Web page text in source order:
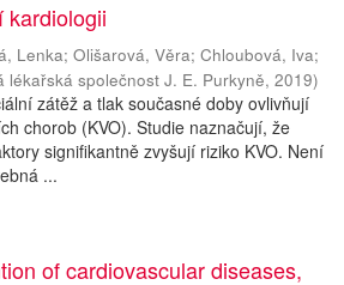
kardiologii
Lenka; Olišarová, Věra; Chloubová, Iva;
lékařská společnost J. E. Purkyně, 2019)
zátěž a tlak současné doby ovlivňují
chorob (KVO). Studie naznačují, že
signifikantně zvyšují riziko KVO. Není
...
of cardiovascular diseases,